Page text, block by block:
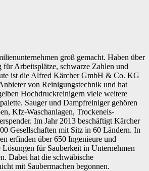
groß gemacht. Haben über
für Arbeitsplätze, schwarze Zahlen und
ist die Alfred Kärcher GmbH & Co. KG
von Reinigungstechnik und hat
Hochdruckreinigern viele weitere
Sauger und Dampfreiniger gehören
Kfz-Waschanlagen, Trockeneis-
Im Jahr 2013 beschäftigt Kärcher
Gesellschaften mit Sitz in 60 Ländern. In
erfinden über 650 Ingenieure und
Lösungen für Sauberkeit in Unternehmen
Dabei hat die schwäbische
mit Saubermachen begonnen.